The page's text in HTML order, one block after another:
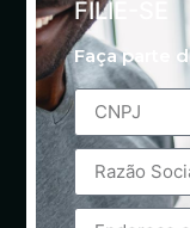
FILIE-SE
Faça parte